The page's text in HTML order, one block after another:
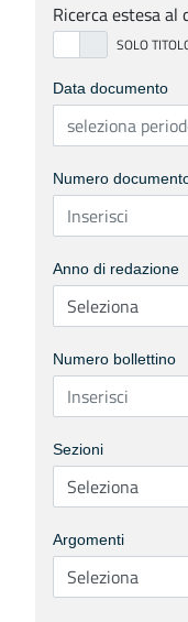
Ricerca estesa al
Data documento
Numero
Anno di redazione
Numero bollettino
Sezioni
Argomenti